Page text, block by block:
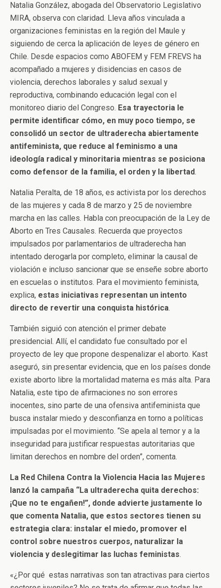
Natalia González, abogada del Observatorio Legislativo
MIRA, observa con claridad. Lleva años vinculada a
organizaciones feministas en la región del Maule y
siguiendo de cerca la aplicación de leyes de género en
Chile. Desde espacios como ABOFEM y FEM FREVS ha
acompañado a mujeres y disidencias en casos de
violencia, derechos laborales y salud sexual y
reproductiva, combinando educación legal con el
monitoreo diario del Congreso. Esa trayectoria le
permite identificar cómo, en muy poco tiempo, se
consolidó un sector de ultraderecha abiertamente
antifeminista, que reduce al feminismo a una
ideología radical y minoritaria mientras se posiciona
como defensor de la familia, el orden y la libertad.
Natalia Peralta, de 18 años, es activista por los derechos
de las mujeres y cada 8 de marzo y 25 de noviembre
marcha en las calles. Habla con preocupación de la Ley de
Aborto en Tres Causales. Recuerda que proyectos
impulsados por parlamentarios de ultraderecha han
intentado derogarla por completo, eliminar la causal de
violación e incluso sancionar que se enseñe sobre aborto
en escuelas o institutos. Para el movimiento feminista,
explica, estas iniciativas representan un intento
directo de revertir una conquista histórica.
También siguió con atención el primer debate
presidencial. Allí, el candidato fue consultado por el
proyecto de ley que propone despenalizar el aborto. Kast
aseguró, sin presentar evidencia, que en los países donde
existe aborto libre la mortalidad materna es más alta. Para
Natalia, este tipo de afirmaciones no son errores
inocentes, sino parte de una ofensiva antifeminista que
busca instalar miedo y desconfianza en torno a políticas
impulsadas por el movimiento. “Se apela al temor y a la
inseguridad para justificar respuestas autoritarias que
limitan derechos en nombre del orden”, comenta.
La Red Chilena Contra la Violencia Hacia las Mujeres
lanzó la campaña “La ultraderecha quita derechos:
¡Que no te engañen!”, donde advierte justamente lo
que comenta Natalia, que estos sectores tienen su
estrategia clara: instalar el miedo, promover el
control sobre nuestros cuerpos, naturalizar la
violencia y deslegitimar las luchas feministas.
«¿Por qué estas narrativas son tan atractivas para ciertos